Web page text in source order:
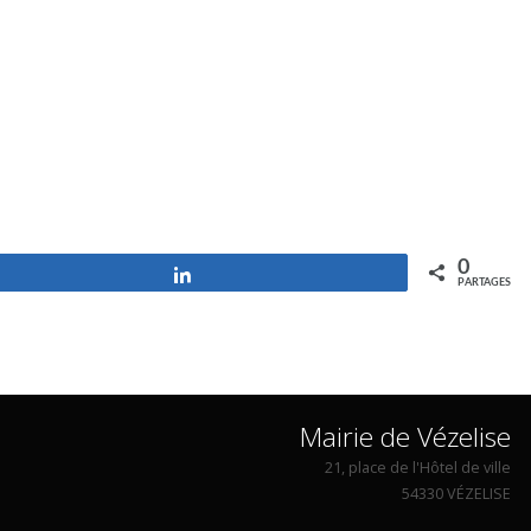
0
PARTAGES
Mairie de Vézelise
21, place de l'Hôtel de ville
54330 VÉZELISE